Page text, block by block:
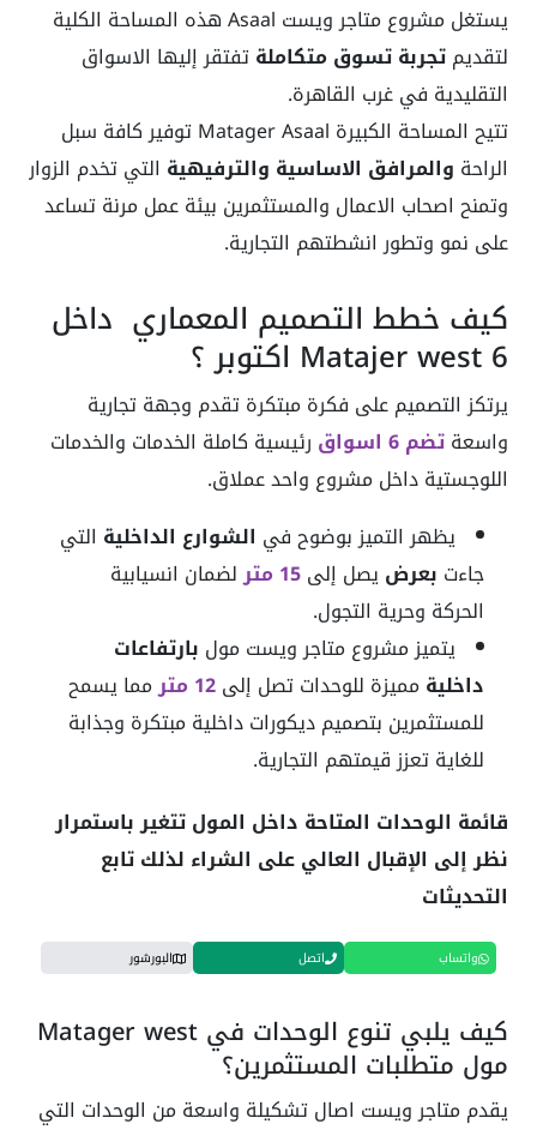
يستغل مشروع متاجر ويست Asaal هذه المساحة الكلية
لتقديمتجربة تسوق متكاملةتفتقر إليها الاسواق
التقليدية في غرب القاهرة.
تتيح المساحة الكبيرة Matager Asaal توفير كافة سبل
الراحة والمرافق الاساسية والترفيهية التي تخدم الزوار
وتمنح اصحاب الاعمال والمستثمرين بيئة عمل مرنة تساعد
على نمو وتطور انشطتهم التجارية.
كيف خطط التصميم المعماري داخل
Matajer west 6 اكتوبر ؟
يرتكز التصميم على فكرة مبتكرة تقدم وجهة تجارية
واسعةتضم 6 اسواق
رئيسية كاملة الخدمات والخدمات
اللوجستية داخل مشروع واحد عملاق.
يظهر التميز بوضوح في الشوارع الداخلية التي
جاءت بعرضيصل إلى
لضمان انسيابية
الحركة وحرية التجول.
يتميز مشروع متاجر ويست مول بارتفاعات
داخلية مميزة للوحدات تصل إلى
مما يسمح
للمستثمرين بتصميم ديكورات داخلية مبتكرة وجذابة
للغاية تعزز قيمتهم التجارية.
قائمة الوحدات المتاحة داخل المول تتغير باستمرار
نظر إلى الإقبال العالي على الشراء لذلك تابع
التحديثات
واتساب اتصل البورشور
كيف يلبي تنوع الوحدات في Matager west
مول متطلبات المستثمرين؟
يقدم متاجر ويست اصال تشكيلة واسعة من الوحدات التي